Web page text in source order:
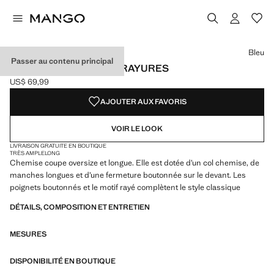
Passer au contenu principal
CHEMISE OVERSIZE À RAYURES
Prix actuel [US$ 69,99 ]
US$ 69,99
Choisissez une couleur
Bleu
AJOUTER AUX FAVORIS
VOIR LE LOOK
LIVRAISON GRATUITE EN BOUTIQUE
TRÈS AMPLELONG
Chemise coupe oversize et longue. Elle est dotée d’un col chemise, de
manches longues et d’une fermeture boutonnée sur le devant. Les
poignets boutonnés et le motif rayé complètent le style classique
DÉTAILS, COMPOSITION ET ENTRETIEN
MESURES
DISPONIBILITÉ EN BOUTIQUE